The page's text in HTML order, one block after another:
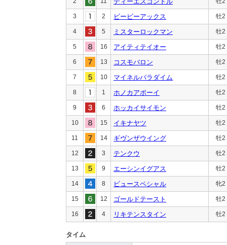
3 2 ビービーアックス 牡2
4 5 ミスターロックマン 牡2
5 16 アイティテイオー 牡2
6 13 コスモバロン 牡2
7 10 マイネルパラダイム 牡2
8 1 ホノカアボーイ 牡2
9 6 ホッカイサイモン 牡2
10 15 イキナヤツ 牡2
11 14 ギヴンザウイング 牡2
12 3 テンクウ 牡2
13 9 エーシンイグアス 牡2
14 8 ビュースペシャル 牝2
15 12 ゴールドテースト 牡2
16 4 リキテンスタイン 牡2
タイム